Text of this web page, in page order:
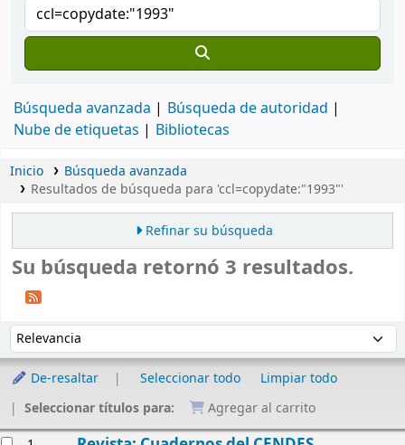
Búsqueda avanzada
Búsqueda de autoridad
Nube de etiquetas
Bibliotecas
Inicio
Búsqueda avanzada
Resultados de búsqueda para 'ccl=copydate:"1993"'
Refinar su búsqueda
Su búsqueda retornó 3 resultados.
Ordenar por:
De-resaltar Seleccionar todo
Limpiar todo
Seleccionar títulos para:
Agregar al carrito